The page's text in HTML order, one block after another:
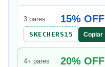
3 pares 15% OFF
SKECHERS15 Copiar
4+ pares 20% OFF